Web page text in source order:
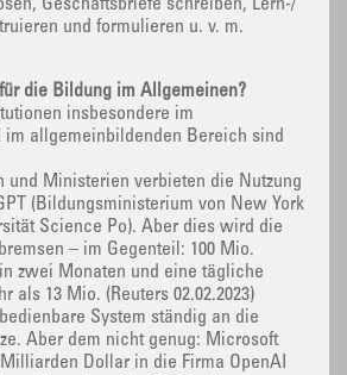
Geschäftsbriefe schreiben, Lern-/
und formulieren u. v. m.
die Bildung im Allgemeinen?
insbesondere im
im allgemeinbildenden Bereich sind
und Ministerien verbieten die Nutzung
(Bildungsministerium von New York
Science Po). Aber dies wird die
– im Gegenteil: 100 Mio.
zwei Monaten und eine tägliche
als 13 Mio. (Reuters 02.02.2023)
System ständig an die
Aber dem nicht genug: Microsoft
Dollar in die Firma OpenAI